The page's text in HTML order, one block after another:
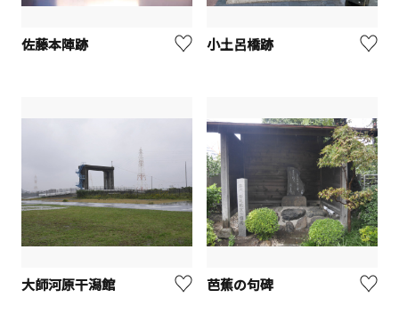
佐藤本陣跡 小土呂橋跡
大師河原干潟館 芭蕉の句碑